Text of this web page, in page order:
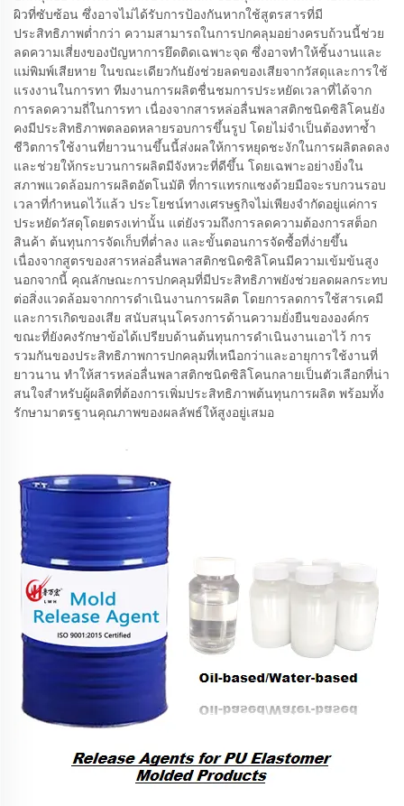
ผิวที่ซับซ้อน ซึ่งอาจไม่ได้รับการป้องกันหากใช้สูตรสารที่มี
ประสิทธิภาพต่ำกว่า ความสามารถในการปกคลุมอย่างครบถ้วนนี้ช่วย
ลดความเสี่ยงของปัญหาการยึดติดเฉพาะจุด ซึ่งอาจทำให้ชิ้นงานและ
แม่พิมพ์เสียหาย ในขณะเดียวกันยังช่วยลดของเสียจากวัสดุและการใช้
แรงงานในการทา ทีมงานการผลิตชื่นชมการประหยัดเวลาที่ได้จาก
การลดความถี่ในการทา เนื่องจากสารหล่อลื่นพลาสติกชนิดซิลิโคนยัง
คงมีประสิทธิภาพตลอดหลายรอบการขึ้นรูป โดยไม่จำเป็นต้องทาซ้ำ
ชีวิตการใช้งานที่ยาวนานขึ้นนี้ส่งผลให้การหยุดชะงักในการผลิตลดลง
และช่วยให้กระบวนการผลิตมีจังหวะที่ดีขึ้น โดยเฉพาะอย่างยิ่งใน
สภาพแวดล้อมการผลิตอัตโนมัติ ที่การแทรกแซงด้วยมือจะรบกวนรอบ
เวลาที่กำหนดไว้แล้ว ประโยชน์ทางเศรษฐกิจไม่เพียงจำกัดอยู่แค่การ
ประหยัดวัสดุโดยตรงเท่านั้น แต่ยังรวมถึงการลดความต้องการสต็อก
สินค้า ต้นทุนการจัดเก็บที่ต่ำลง และขั้นตอนการจัดซื้อที่ง่ายขึ้น
เนื่องจากสูตรของสารหล่อลื่นพลาสติกชนิดซิลิโคนมีความเข้มข้นสูง
นอกจากนี้ คุณลักษณะการปกคลุมที่มีประสิทธิภาพยังช่วยลดผลกระทบ
ต่อสิ่งแวดล้อมจากการดำเนินงานการผลิต โดยการลดการใช้สารเคมี
และการเกิดของเสีย สนับสนุนโครงการด้านความยั่งยืนขององค์กร
ขณะที่ยังคงรักษาข้อได้เปรียบด้านต้นทุนการดำเนินงานเอาไว้ การ
รวมกันของประสิทธิภาพการปกคลุมที่เหนือกว่าและอายุการใช้งานที่
ยาวนาน ทำให้สารหล่อลื่นพลาสติกชนิดซิลิโคนกลายเป็นตัวเลือกที่น่า
สนใจสำหรับผู้ผลิตที่ต้องการเพิ่มประสิทธิภาพต้นทุนการผลิต พร้อมทั้ง
รักษามาตรฐานคุณภาพของผลลัพธ์ให้สูงอยู่เสมอ